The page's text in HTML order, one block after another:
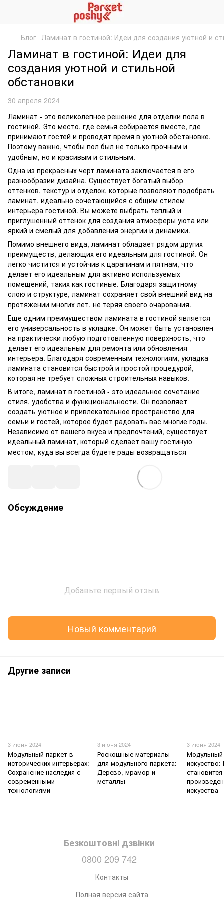
Блог Ламинат в гостиной: Идеи для создания уютной и
Ламинат в гостиной: Идеи для
создания уютной и стильной
обстановки
30 апреля 2024
Ламинат - это великолепное решение для отделки пола в
гостиной. Это место, где семья собирается вместе, где
принимают гостей и проводят время в уютной обстановке.
Поэтому важно, чтобы пол был не только прочным и
удобным, но и красивым и стильным.
Одна из прекрасных черт ламината заключается в его
разнообразии дизайна. Существует богатый выбор
оттенков, текстур и отделок, которые позволяют подобрать
ламинат, идеально сочетающийся с общим стилем
интерьера гостиной. Вы можете выбрать теплый и
приглушенный оттенок для создания атмосферы уюта или
яркий и смелый для добавления энергии и динамики.
Помимо внешнего вида, ламинат обладает рядом других
преимуществ, делающих его идеальным для гостиной. Он
легко чистится и устойчив к царапинам и пятнам, что
делает его идеальным для активно используемых
помещений, таких как гостиные. Благодаря защитному
слою и структуре, ламинат сохраняет свой внешний вид на
протяжении многих лет, не теряя своего очарования.
Еще одним преимуществом ламината в гостиной является
его универсальность в укладке. Он может быть установлен
на практически любую подготовленную поверхность, что
делает его идеальным для ремонта или обновления
интерьера. Благодаря современным технологиям, укладка
ламината становится быстрой и простой процедурой,
которая не требует сложных строительных навыков.
В итоге, ламинат в гостиной - это идеальное сочетание
стиля, удобства и функциональности. Он позволяет
создать уютное и привлекательное пространство для
семьи и гостей, которое будет радовать вас многие годы.
Независимо от вашего вкуса и предпочтений, существует
идеальный ламинат, который сделает вашу гостиную
местом, куда вы всегда будете рады возвращаться
Обсуждение
Добавьте первый отзыв
Новый комментарий
Другие записи
3 июня 2024
Модульный паркет в
исторических интерьерах:
Сохранение наследия с
современными
технологиями
3 июня 2024
Роскошные материалы
для модульного паркета:
Дерево, мрамор и
металлы
3 июня 2024
Модульный
становится
искусства
Безкоштовні дзвінки
0800 209 742
Контакты
Полная версия сайта